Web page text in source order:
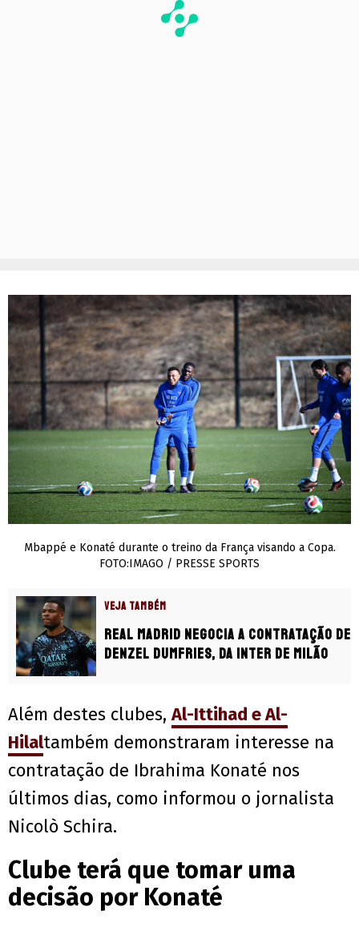
Mbappé e Konaté durante o treino da França visando a Copa.
FOTO:IMAGO / PRESSE SPORTS
VEJA TAMBÉM
Real Madrid negocia a contratação de
Denzel Dumfries, da Inter de Milão
Além destes clubes,Al-Ittihad eAl-
Hilaltambém demonstraram interesse na
contratação de Ibrahima Konaté nos
últimos dias, como informou o jornalista
Nicolò Schira.
Clube terá que tomar uma
decisão por Konaté